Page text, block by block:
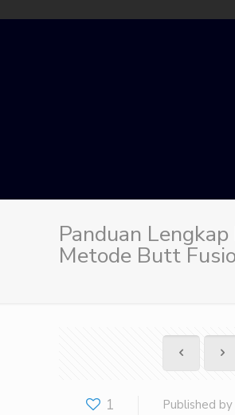
Panduan
Metode Butt
1 Published by